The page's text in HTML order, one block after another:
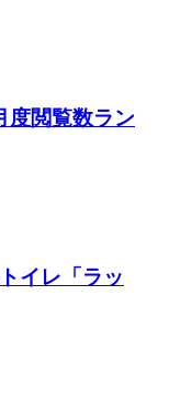
度閲覧数ラン
イレ「ラッ